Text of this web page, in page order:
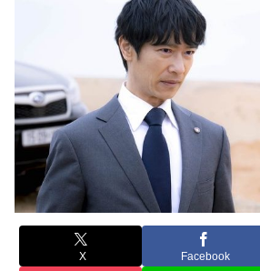
X Facebook